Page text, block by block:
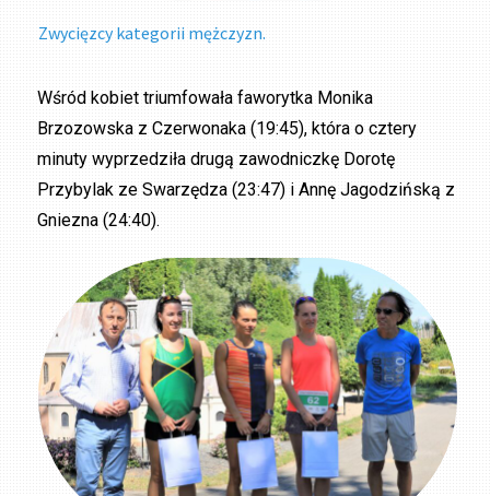
Zwycięzcy kategorii mężczyzn.
Wśród kobiet triumfowała faworytka Monika
Brzozowska z Czerwonaka (19:45), która o cztery
minuty wyprzedziła drugą zawodniczkę Dorotę
Przybylak ze Swarzędza (23:47) i Annę Jagodzińską z
Gniezna (24:40).